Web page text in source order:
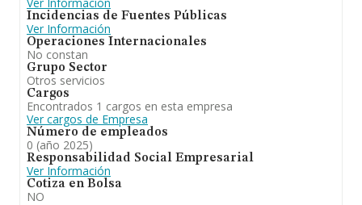
Incidencias de Fuentes Públicas
Ver Información
Operaciones Internacionales
No constan
Grupo Sector
Otros servicios
Cargos
Encontrados 1 cargos en esta empresa
Ver cargos de Empresa
Número de empleados
0 (año 2025)
Responsabilidad Social Empresarial
Ver Información
Cotiza en Bolsa
NO